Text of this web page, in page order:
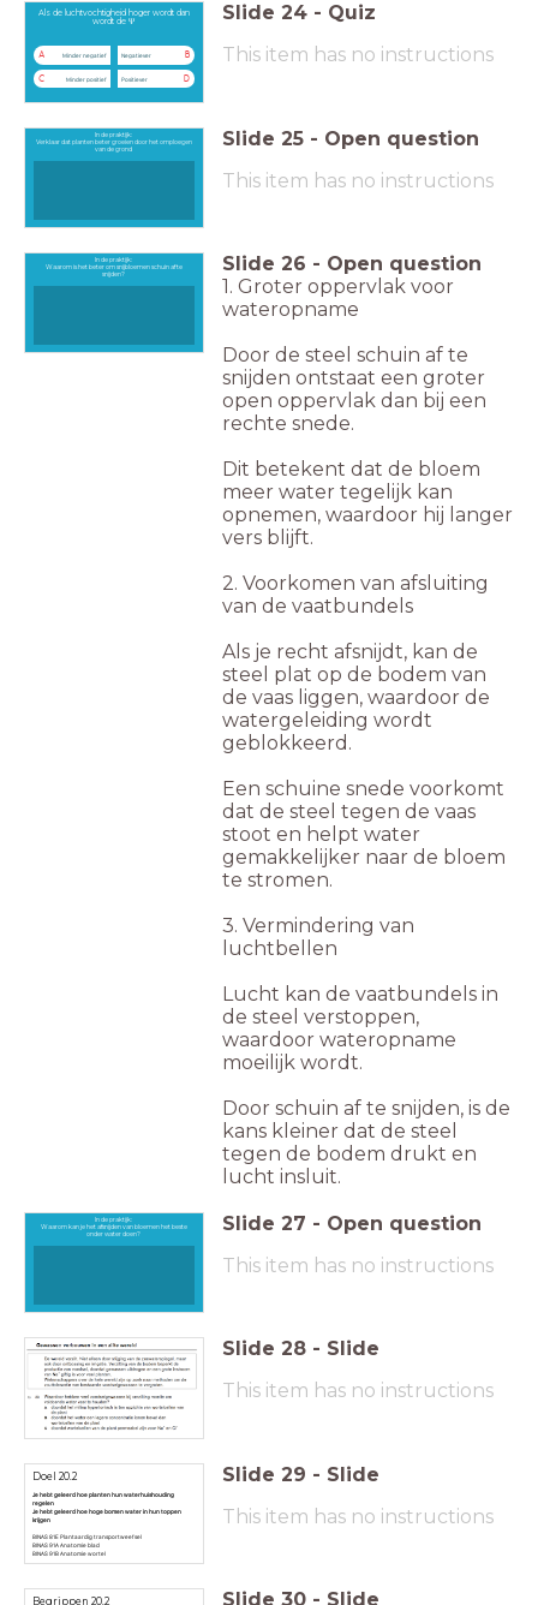
Als de luchtvochtigheid hoger wordt dan
wordt de Ψ
A Minder negatief B
Negatiever
C Minder positief D
Positiever
Slide 24 - Quiz
This item has no instructions
In de praktijk:
Verklaar dat planten beter groeien door het omploegen
van de grond
Slide 25 - Open question
This item has no instructions
In de praktijk:
Waarom is het beter om snijbloemen schuin af te
snijden?
Slide 26 - Open question
1. Groter oppervlak voor
wateropname
Door de steel schuin af te
snijden ontstaat een groter
open oppervlak dan bij een
rechte snede.
Dit betekent dat de bloem
meer water tegelijk kan
opnemen, waardoor hij langer
vers blijft.
2. Voorkomen van afsluiting
van de vaatbundels
Als je recht afsnijdt, kan de
steel plat op de bodem van
de vaas liggen, waardoor de
watergeleiding wordt
geblokkeerd.
Een schuine snede voorkomt
dat de steel tegen de vaas
stoot en helpt water
gemakkelijker naar de bloem
te stromen.
3. Vermindering van
luchtbellen
Lucht kan de vaatbundels in
de steel verstoppen,
waardoor wateropname
moeilijk wordt.
Door schuin af te snijden, is de
kans kleiner dat de steel
tegen de bodem drukt en
lucht insluit.
In de praktijk:
Waarom kan je het afsnijden van bloemen het beste
onder water doen?
Slide 27 - Open question
This item has no instructions
Slide 28 - Slide
This item has no instructions
Doel 20.2
Je hebt geleerd hoe planten hun waterhuishouding
regelen
Je hebt geleerd hoe hoge bomen water in hun toppen
krijgen
BINAS 81E Plantaardig transportweefsel
BINAS 91A Anatomie blad
BINAS 91B Anatomie wortel
Slide 29 - Slide
This item has no instructions
Begrippen 20.2 Slide 30 - Slide